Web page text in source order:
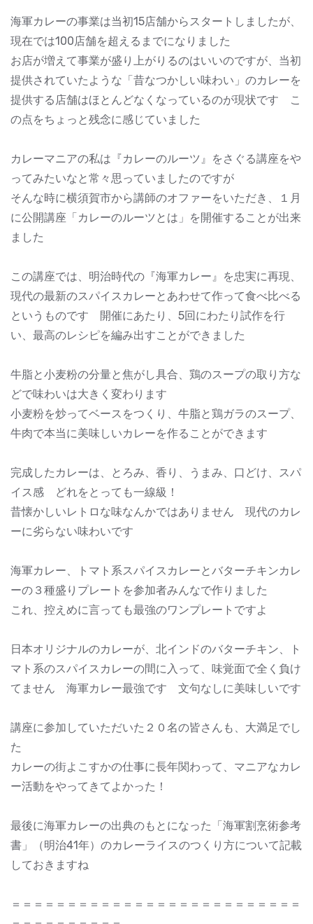
海軍カレーの事業は当初15店舗からスタートしましたが、
現在では100店舗を超えるまでになりました
お店が増えて事業が盛り上がりるのはいいのですが、当初
提供されていたような「昔なつかしい味わい」のカレーを
提供する店舗はほとんどなくなっているのが現状です こ
の点をちょっと残念に感じていました
カレーマニアの私は『カレーのルーツ』をさぐる講座をや
ってみたいなと常々思っていましたのですが
そんな時に横須賀市から講師のオファーをいただき、１月
に公開講座「カレーのルーツとは」を開催することが出来
ました
この講座では、明治時代の『海軍カレー』を忠実に再現、
現代の最新のスパイスカレーとあわせて作って食べ比べる
というものです 開催にあたり、5回にわたり試作を行
い、最高のレシピを編み出すことができました
牛脂と小麦粉の分量と焦がし具合、鶏のスープの取り方な
どで味わいは大きく変わります
小麦粉を炒ってベースをつくり、牛脂と鶏ガラのスープ、
牛肉で本当に美味しいカレーを作ることができます
完成したカレーは、とろみ、香り、うまみ、口どけ、スパ
イス感 どれをとっても一線級！
昔懐かしいレトロな味なんかではありません 現代のカレ
ーに劣らない味わいです
海軍カレー、トマト系スパイスカレーとバターチキンカレ
ーの３種盛りプレートを参加者みんなで作りました
これ、控えめに言っても最強のワンプレートですよ
日本オリジナルのカレーが、北インドのバターチキン、ト
マト系のスパイスカレーの間に入って、味覚面で全く負け
てません 海軍カレー最強です 文句なしに美味しいです
講座に参加していただいた２０名の皆さんも、大満足でし
た
カレーの街よこすかの仕事に長年関わって、マニアなカレ
ー活動をやってきてよかった！
最後に海軍カレーの出典のもとになった「海軍割烹術参考
書」（明治41年）のカレーライスのつくり方について記載
しておきますね
＝＝＝＝＝＝＝＝＝＝＝＝＝＝＝＝＝＝＝＝＝＝＝＝＝＝